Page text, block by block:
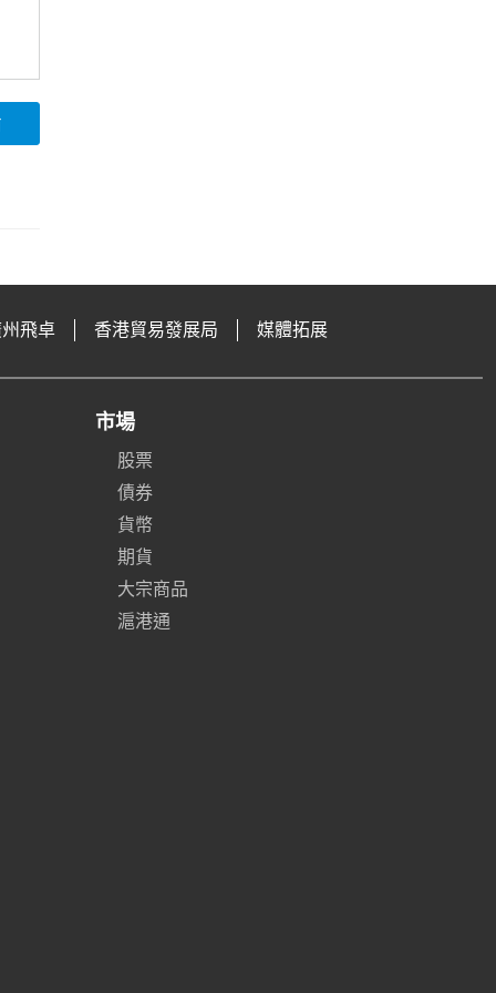
飛卓 香港貿易發展局 媒體拓展
市場
股票
債券
貨幣
期貨
大宗商品
滬港通